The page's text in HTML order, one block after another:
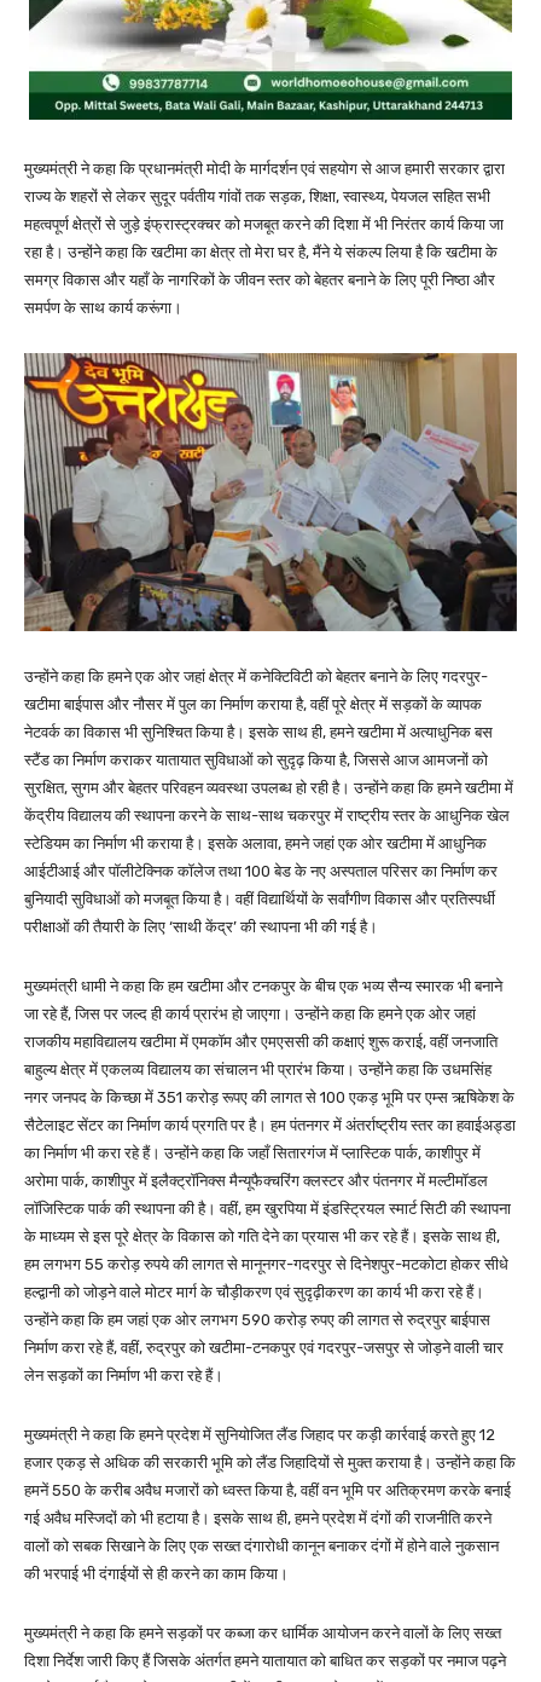
मुख्यमंत्री ने कहा कि प्रधानमंत्री मोदी के मार्गदर्शन एवं सहयोग से आज हमारी सरकार द्वारा
राज्य के शहरों से लेकर सुदूर पर्वतीय गांवों तक सड़क, शिक्षा, स्वास्थ्य, पेयजल सहित सभी
महत्वपूर्ण क्षेत्रों से जुड़े इंफ्रास्ट्रक्चर को मजबूत करने की दिशा में भी निरंतर कार्य किया जा
रहा है। उन्होंने कहा कि खटीमा का क्षेत्र तो मेरा घर है, मैंने ये संकल्प लिया है कि खटीमा के
समग्र विकास और यहाँ के नागरिकों के जीवन स्तर को बेहतर बनाने के लिए पूरी निष्ठा और
समर्पण के साथ कार्य करूंगा।
उन्होंने कहा कि हमने एक ओर जहां क्षेत्र में कनेक्टिविटी को बेहतर बनाने के लिए गदरपुर-
खटीमा बाईपास और नौसर में पुल का निर्माण कराया है, वहीं पूरे क्षेत्र में सड़कों के व्यापक
नेटवर्क का विकास भी सुनिश्चित किया है। इसके साथ ही, हमने खटीमा में अत्याधुनिक बस
स्टैंड का निर्माण कराकर यातायात सुविधाओं को सुदृढ़ किया है, जिससे आज आमजनों को
सुरक्षित, सुगम और बेहतर परिवहन व्यवस्था उपलब्ध हो रही है। उन्होंने कहा कि हमने खटीमा में
केंद्रीय विद्यालय की स्थापना करने के साथ-साथ चकरपुर में राष्ट्रीय स्तर के आधुनिक खेल
स्टेडियम का निर्माण भी कराया है। इसके अलावा, हमने जहां एक ओर खटीमा में आधुनिक
आईटीआई और पॉलीटेक्निक कॉलेज तथा 100 बेड के नए अस्पताल परिसर का निर्माण कर
बुनियादी सुविधाओं को मजबूत किया है। वहीं विद्यार्थियों के सर्वांगीण विकास और प्रतिस्पर्धी
परीक्षाओं की तैयारी के लिए ‘साथी केंद्र’ की स्थापना भी की गई है।
मुख्यमंत्री धामी ने कहा कि हम खटीमा और टनकपुर के बीच एक भव्य सैन्य स्मारक भी बनाने
जा रहे हैं, जिस पर जल्द ही कार्य प्रारंभ हो जाएगा। उन्होंने कहा कि हमने एक ओर जहां
राजकीय महाविद्यालय खटीमा में एमकॉम और एमएससी की कक्षाएं शुरू कराई, वहीं जनजाति
बाहुल्य क्षेत्र में एकलव्य विद्यालय का संचालन भी प्रारंभ किया। उन्होंने कहा कि उधमसिंह
नगर जनपद के किच्छा में 351 करोड़ रूपए की लागत से 100 एकड़ भूमि पर एम्स ऋषिकेश के
सैटेलाइट सेंटर का निर्माण कार्य प्रगति पर है। हम पंतनगर में अंतर्राष्ट्रीय स्तर का हवाईअड्डा
का निर्माण भी करा रहे हैं। उन्होंने कहा कि जहाँ सितारगंज में प्लास्टिक पार्क, काशीपुर में
अरोमा पार्क, काशीपुर में इलैक्ट्रॉनिक्स मैन्यूफैक्चरिंग क्लस्टर और पंतनगर में मल्टीमॉडल
लॉजिस्टिक पार्क की स्थापना की है। वहीं, हम खुरपिया में इंडस्ट्रियल स्मार्ट सिटी की स्थापना
के माध्यम से इस पूरे क्षेत्र के विकास को गति देने का प्रयास भी कर रहे हैं। इसके साथ ही,
हम लगभग 55 करोड़ रुपये की लागत से मानूनगर-गदरपुर से दिनेशपुर-मटकोटा होकर सीधे
हल्द्वानी को जोड़ने वाले मोटर मार्ग के चौड़ीकरण एवं सुदृढ़ीकरण का कार्य भी करा रहे हैं।
उन्होंने कहा कि हम जहां एक ओर लगभग 590 करोड़ रुपए की लागत से रुद्रपुर बाईपास
निर्माण करा रहे हैं, वहीं, रुद्रपुर को खटीमा-टनकपुर एवं गदरपुर-जसपुर से जोड़ने वाली चार
लेन सड़कों का निर्माण भी करा रहे हैं।
मुख्यमंत्री ने कहा कि हमने प्रदेश में सुनियोजित लैंड जिहाद पर कड़ी कार्रवाई करते हुए 12
हजार एकड़ से अधिक की सरकारी भूमि को लैंड जिहादियों से मुक्त कराया है। उन्होंने कहा कि
हमनें 550 के करीब अवैध मजारों को ध्वस्त किया है, वहीं वन भूमि पर अतिक्रमण करके बनाई
गई अवैध मस्जिदों को भी हटाया है। इसके साथ ही, हमने प्रदेश में दंगों की राजनीति करने
वालों को सबक सिखाने के लिए एक सख्त दंगारोधी कानून बनाकर दंगों में होने वाले नुकसान
की भरपाई भी दंगाईयों से ही करने का काम किया।
मुख्यमंत्री ने कहा कि हमने सड़कों पर कब्जा कर धार्मिक आयोजन करने वालों के लिए सख्त
दिशा निर्देश जारी किए हैं जिसके अंतर्गत हमने यातायात को बाधित कर सड़कों पर नमाज पढ़ने